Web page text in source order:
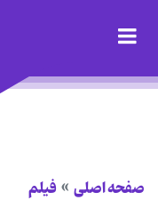
صفحه اصلی فیلم